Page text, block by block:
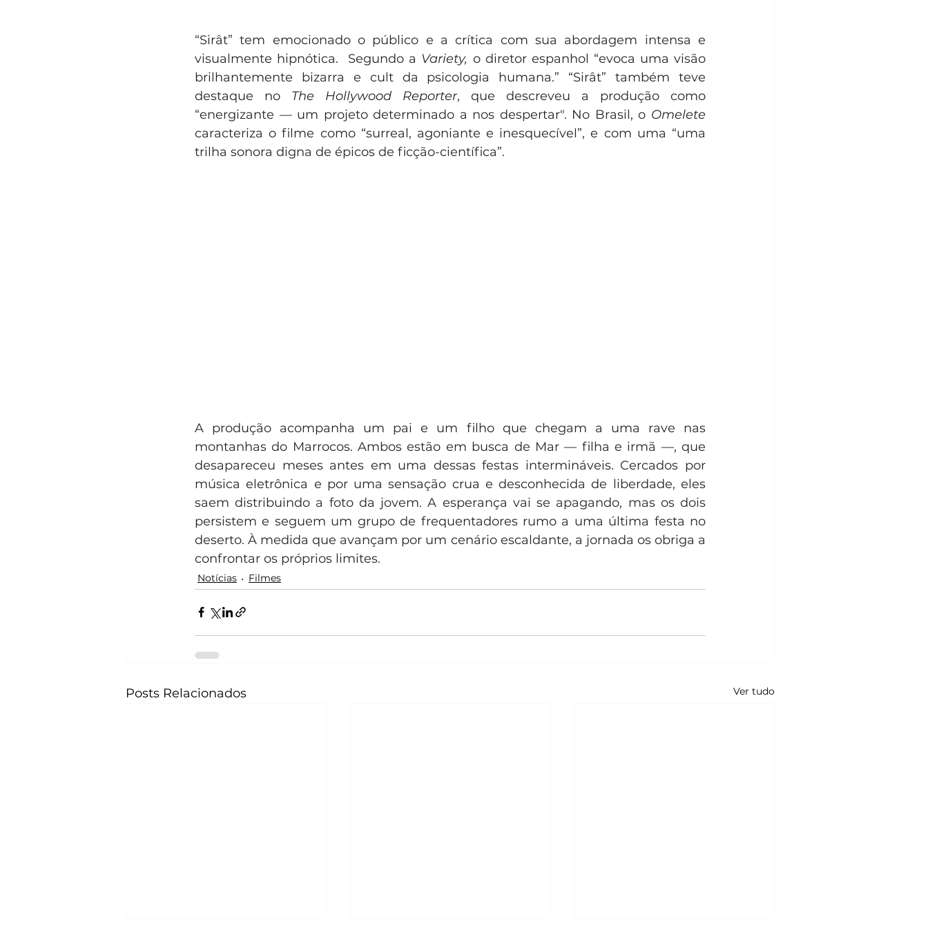
“Sirât” tem emocionado o público e a crítica com sua abordagem intensa e
visualmente hipnótica.  Segundo a Variety, o diretor espanhol “evoca uma visão
brilhantemente bizarra e cult da psicologia humana.” “Sirât” também teve
destaque no The Hollywood Reporter, que descreveu a produção como
“energizante — um projeto determinado a nos despertar". No Brasil, o
caracteriza o filme como “surreal, agoniante e inesquecível”, e com uma “uma
trilha sonora digna de épicos de ficção-científica”.
A produção acompanha um pai e um filho que chegam a uma rave nas
montanhas do Marrocos. Ambos estão em busca de Mar — filha e irmã —, que
desapareceu meses antes em uma dessas festas intermináveis. Cercados por
música eletrônica e por uma sensação crua e desconhecida de liberdade, eles
saem distribuindo a foto da jovem. A esperança vai se apagando, mas os dois
persistem e seguem um grupo de frequentadores rumo a uma última festa no
deserto. À medida que avançam por um cenário escaldante, a jornada os obriga a
confrontar os próprios limites.
Notícias Filmes
Posts Relacionados Ver tudo